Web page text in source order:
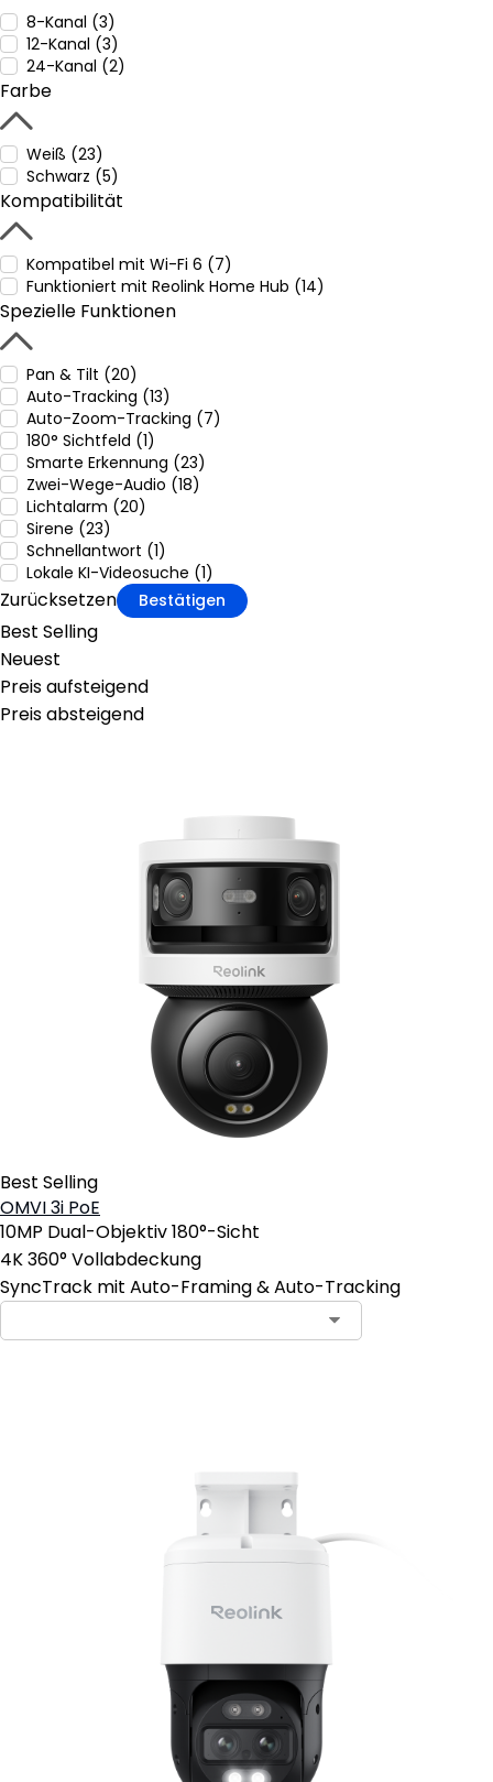
8-Kanal (3)
12-Kanal (3)
24-Kanal (2)
Farbe
Weiß (23)
Schwarz (5)
Kompatibilität
Kompatibel mit Wi-Fi 6 (7)
Funktioniert mit Reolink Home Hub (14)
Spezielle Funktionen
Pan & Tilt (20)
Auto-Tracking (13)
Auto-Zoom-Tracking (7)
180° Sichtfeld (1)
Smarte Erkennung (23)
Zwei-Wege-Audio (18)
Lichtalarm (20)
Sirene (23)
Schnellantwort (1)
Lokale KI-Videosuche (1)
Zurücksetzen Bestätigen
Best Selling
Neuest
Preis aufsteigend
Preis absteigend
Best Selling
OMVI 3i PoE
10MP Dual-Objektiv 180°-Sicht
4K 360° Vollabdeckung
SyncTrack mit Auto-Framing & Auto-Tracking